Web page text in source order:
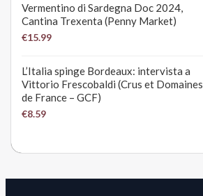
Vermentino di Sardegna Doc 2024,
Cantina Trexenta (Penny Market)
€15.99
L’Italia spinge Bordeaux: intervista a
Vittorio Frescobaldi (Crus et Domaines
de France – GCF)
€8.59